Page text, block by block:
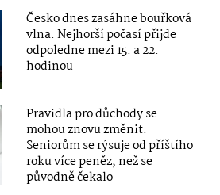
Česko dnes zasáhne bouřková
vlna. Nejhorší počasí přijde
odpoledne mezi 15. a 22.
hodinou
Pravidla pro důchody se
mohou znovu změnit.
Seniorům se rýsuje od příštího
roku více peněz, než se
původně čekalo